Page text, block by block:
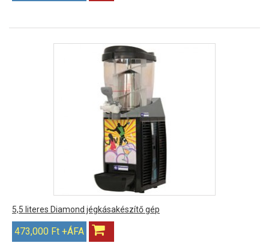
5,5 literes Diamond jégkásakészítő gép
473,000 Ft +ÁFA